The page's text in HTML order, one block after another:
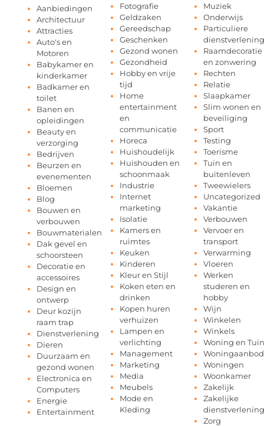
Aanbiedingen
Architectuur
Attracties
Auto's en
Motoren
Babykamer en
kinderkamer
Badkamer en
toilet
Banen en
opleidingen
Beauty en
verzorging
Bedrijven
Beurzen en
evenementen
Bloemen
Blog
Bouwen en
verbouwen
Bouwmaterialen
Dak gevel en
schoorsteen
Decoratie en
accessoires
Design en
ontwerp
Deur kozijn
raam trap
Dienstverlening
Dieren
Duurzaam en
gezond wonen
Electronica en
Computers
Energie
Entertainment
Fotografie
Geldzaken
Gereedschap
Geschenken
Gezond wonen
Gezondheid
Hobby en vrije
tijd
Home
entertainment
en
communicatie
Horeca
Huishoudelijk
Huishouden en
schoonmaak
Industrie
Internet
marketing
Isolatie
Kamers en
ruimtes
Keuken
Kinderen
Kleur en Stijl
Koken eten en
drinken
Kopen huren
verhuizen
Lampen en
verlichting
Management
Marketing
Media
Meubels
Mode en
Kleding
Muziek
Onderwijs
Particuliere
dienstverlening
Raamdecoratie
en zonwering
Rechten
Relatie
Slaapkamer
Slim wonen en
beveiliging
Sport
Testing
Toerisme
Tuin en
buitenleven
Tweewielers
Uncategorized
Vakantie
Verbouwen
Vervoer en
transport
Verwarming
Vloeren
Werken
studeren en
hobby
Wijn
Winkelen
Winkels
Woning en Tuin
Woningaanbod
Woningen
Woonkamer
Zakelijk
Zakelijke
dienstverlening
Zorg